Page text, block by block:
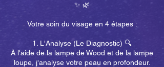
✨ 🌿
Votre soin du visage en 4 étapes :
1. L'Analyse (Le Diagnostic) 🔍
À l'aide de la lampe de Wood et de la lampe
loupe, j'analyse votre peau en profondeur.